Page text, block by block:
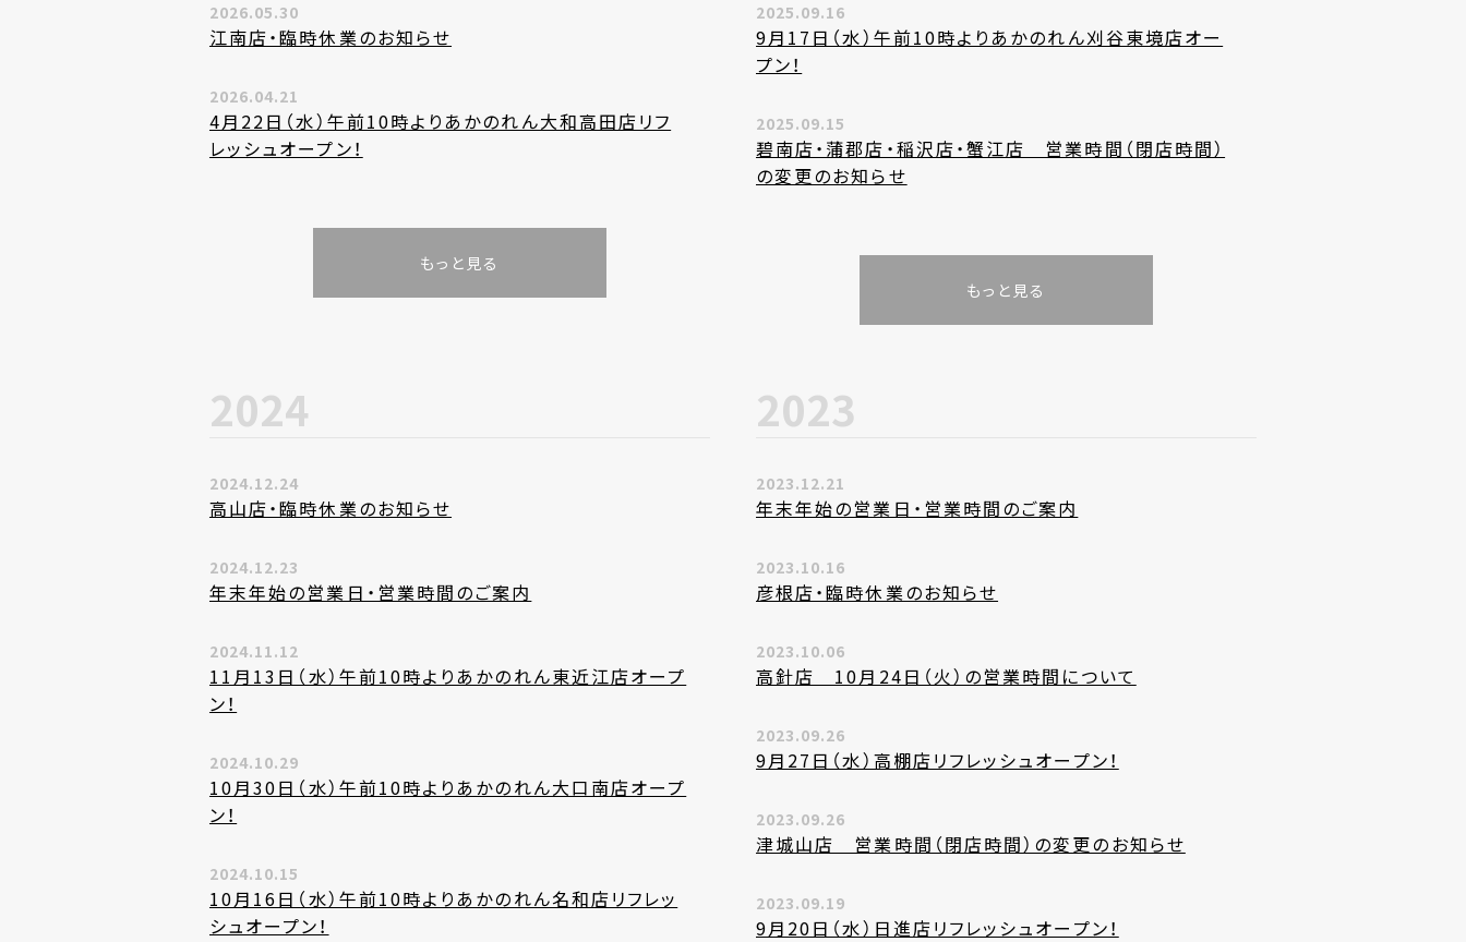
2026.05.30
江南店・臨時休業のお知らせ
2026.04.21
4月22日（水）午前10時よりあかのれん大和高田店リフ
レッシュオープン！
もっと見る
2025.09.16
9月17日（水）午前10時よりあかのれん刈谷東境店オー
プン！
2025.09.15
碧南店・蒲郡店・稲沢店・蟹江店 営業時間（閉店時間）
の変更のお知らせ
もっと見る
2024
2024.12.24
高山店・臨時休業のお知らせ
2024.12.23
年末年始の営業日・営業時間のご案内
2024.11.12
11月13日（水）午前10時よりあかのれん東近江店オープ
ン！
2024.10.29
10月30日（水）午前10時よりあかのれん大口南店オープ
ン！
2024.10.15
10月16日（水）午前10時よりあかのれん名和店リフレッ
シュオープン！
2023
2023.12.21
年末年始の営業日・営業時間のご案内
2023.10.16
彦根店・臨時休業のお知らせ
2023.10.06
高針店 10月24日（火）の営業時間について
2023.09.26
9月27日（水）高棚店リフレッシュオープン！
2023.09.26
津城山店 営業時間（閉店時間）の変更のお知らせ
2023.09.19
9月20日（水）日進店リフレッシュオープン！